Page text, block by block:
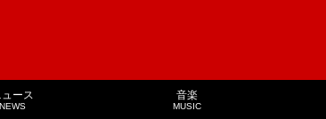
ュース
NEWS
音楽
MUSIC